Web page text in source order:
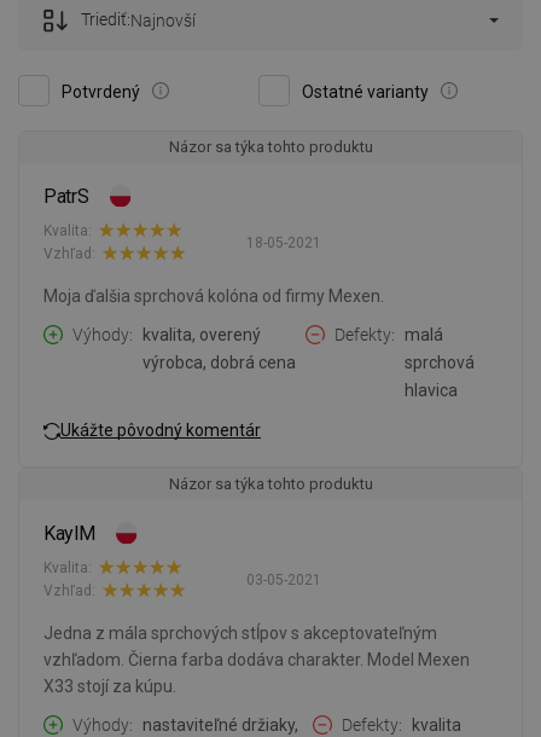
Potvrdený Ostatné varianty
Triediť:Najnovší
Názor sa týka tohto produktu
PatrS
18-05-2021
Kvalita:
Vzhľad:
Moja ďalšia sprchová kolóna od firmy Mexen.
Výhody
kvalita, overený
výrobca, dobrá cena
Defekty
malá
sprchová
hlavica
Ukážte pôvodný komentár
Názor sa týka tohto produktu
KaylM
03-05-2021
Kvalita:
Vzhľad:
Jedna z mála sprchových stĺpov s akceptovateľným
vzhľadom. Čierna farba dodáva charakter. Model Mexen
X33 stojí za kúpu.
Výhody
nastaviteľné držiaky,
Defekty
kvalita